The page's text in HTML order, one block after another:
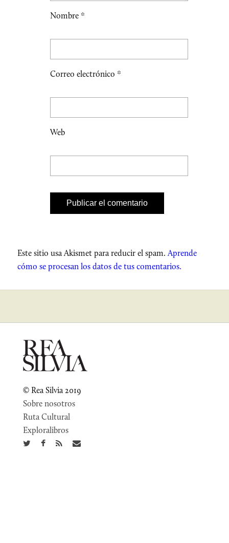
Nombre *
Correo electrónico *
Web
Este sitio usa Akismet para reducir el spam.Aprende
cómo se procesan los datos de tus comentarios.
© Rea Silvia 2019
Sobre nosotros
Ruta Cultural
Exploralibros